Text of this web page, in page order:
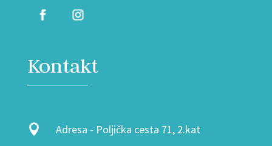
Kontakt
 Adresa - Poljička cesta 71, 2.kat